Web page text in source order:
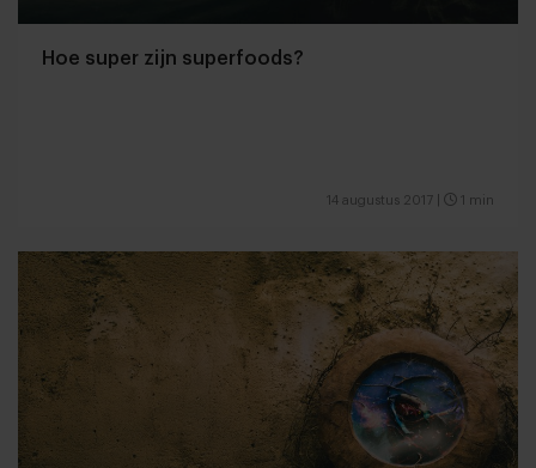
Hoe super zijn superfoods?
14 augustus 2017 1 min